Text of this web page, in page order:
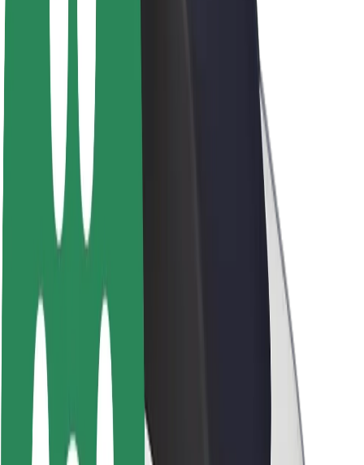
Spoločnosť
O spoločnosti Bolt
Udržateľnosť v spoločnosti Bolt
Projekt Zero
Blog
Novinky
Vzťahy s investormi
Vedenie spoločnosti
Značka
Médiá
Mestský fond
Bezpečnosť